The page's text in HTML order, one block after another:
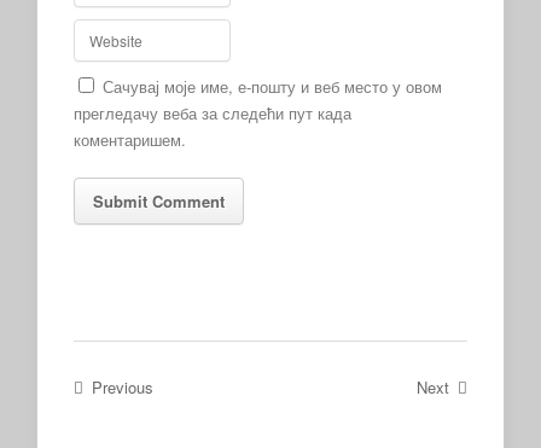
Сачувај моје име, е-пошту и веб место у овом
прегледачу веба за следећи пут када
коментаришем.
Previous Next